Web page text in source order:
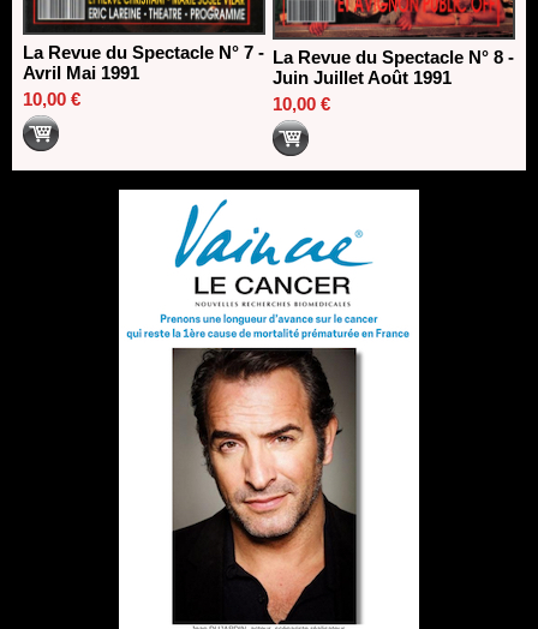
La Revue du Spectacle N° 7 -
Avril Mai 1991
10,00 €
La Revue du Spectacle N° 8 -
Juin Juillet Août 1991
10,00 €